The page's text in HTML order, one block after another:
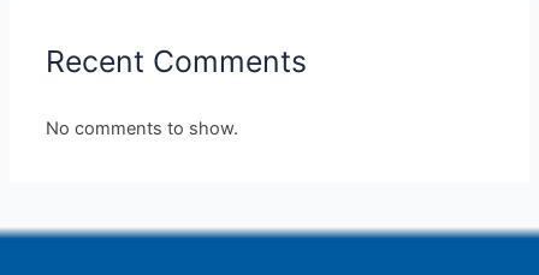
Recent Comments
No comments to show.